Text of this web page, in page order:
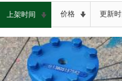
上架时间 价格 更新